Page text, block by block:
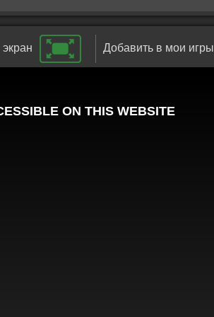
Добавить в мои игры